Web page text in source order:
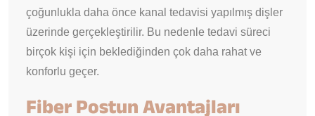
çoğunlukla daha önce kanal tedavisi yapılmış dişler
üzerinde gerçekleştirilir. Bu nedenle tedavi süreci
birçok kişi için beklediğinden çok daha rahat ve
konforlu geçer.
Fiber Postun Avantajları